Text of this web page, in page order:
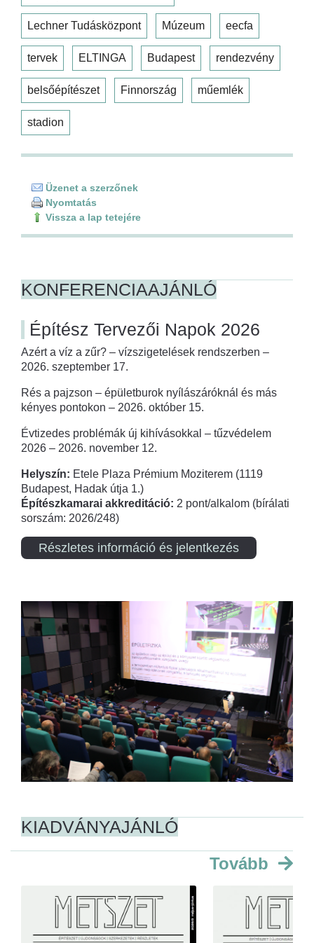
Lechner Tudásközpont Múzeum eecfa
tervek ELTINGA Budapest rendezvény
belsőépítészet Finnország műemlék
stadion
Üzenet a szerzőnek
Nyomtatás
Vissza a lap tetejére
KONFERENCIAAJÁNLÓ
Építész Tervezői Napok 2026
Azért a víz a zűr? – vízszigetelések rendszerben –
2026. szeptember 17.
Rés a pajzson – épületburok nyílászáróknál és más
kényes pontokon – 2026. október 15.
Évtizedes problémák új kihívásokkal – tűzvédelem
2026 – 2026. november 12.
Helyszín: Etele Plaza Prémium Moziterem (1119
Budapest, Hadak útja 1.)
Építészkamarai akkreditáció: 2 pont/alkalom (bírálati
sorszám: 2026/248)
Részletes információ és jelentkezés
KIADVÁNYAJÁNLÓ
Tovább